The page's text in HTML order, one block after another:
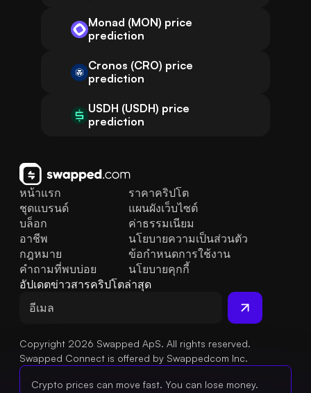
Monad (MON) price
prediction
Cronos (CRO) price
prediction
USDH (USDH) price
prediction
หน้าแรก
ชุดแบรนด์
บล็อก
คำถามที่พบบ่อย
กฎหมาย
อาชีพ
ราคาคริปโต
แผนผังเว็บไซต์
ค่าธรรมเนียม
นโยบายความเป็นส่วนตัว
ข้อกำหนดการใช้งาน
นโยบายคุกกี้
อัปเดตข่าวสารคริปโตล่าสุด
Copyright 2026 Swapped ApS. All rights reserved.
Swapped Connect is offered by Swappedcom Inc.
Crypto prices can move fast. You can lose money.